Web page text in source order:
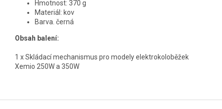
Hmotnost: 370 g
Materiál: kov
Barva. černá
Obsah balení:
1 x Skládací mechanismus pro modely elektrokoloběžek
Xemio 250W a 350W